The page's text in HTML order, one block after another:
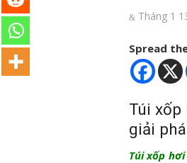
Đăng
Tháng 1
Spread
Túi xốp
giải
Túi xốp